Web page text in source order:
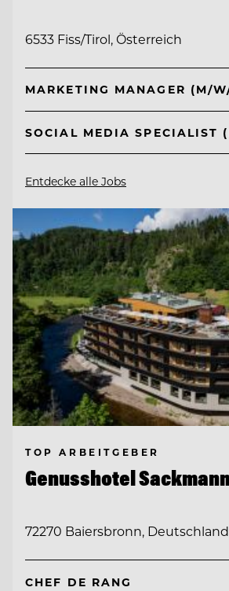
6533 Fiss/Tirol, Österreich
MARKETING MANAGER (M/
SOCIAL MEDIA SPECIALIST
Entdecke alle Jobs
TOP ARBEITGEBER
Genusshotel
72270 Baiersbronn, Deutschland
CHEF DE RANG